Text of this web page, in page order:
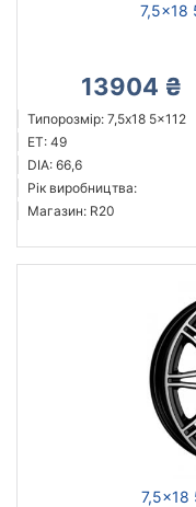
7,5x18
13904 ₴
Типорозмір: 7,5x18 5x112
ET: 49
DIA: 66,6
Рік виробництва:
Магазин: R20
7,5x18